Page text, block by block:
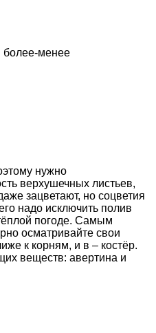
более-менее
нужно
верхушечных листьев,
зацветают, но соцветия
надо исключить полив
погоде. Самым
осматривайте свои
к корням, и в – костёр.
веществ: авертина и